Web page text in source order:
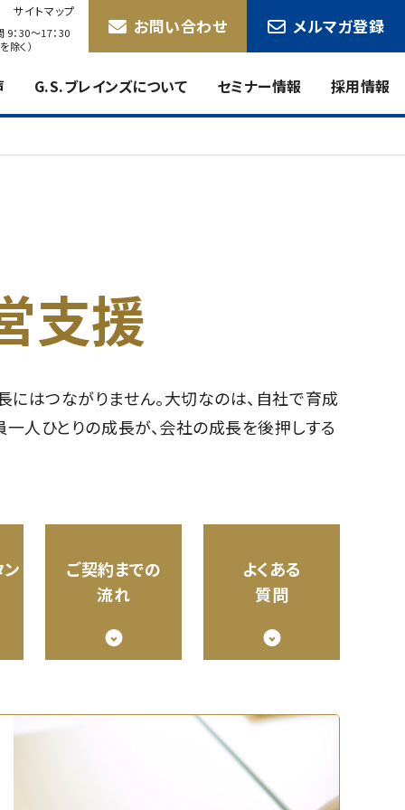
G.S.ブレインズについて セミナー情報 採用情報
サイトマップ
9：30〜17：30
除く）
お問い合わせ メルマガ登録
支援
はつながりません。大切なのは、自社で育成
人ひとりの成長が、会社の成長を後押しする
ご契約までの
流れ
よくある
質問